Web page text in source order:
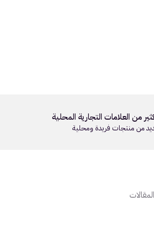
من العلامات التجارية المحلية
من منتجات فريدة ومحلية